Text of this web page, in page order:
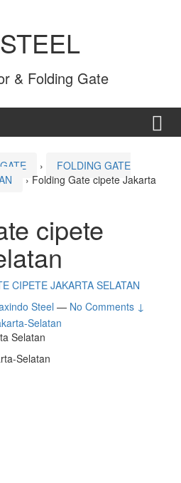
& Folding Gate
›
FOLDING GATE
› Folding Gate cipete Jakarta
cipete
CIPETE JAKARTA SELATAN
Steel — No Comments ↓
Selatan
Selatan